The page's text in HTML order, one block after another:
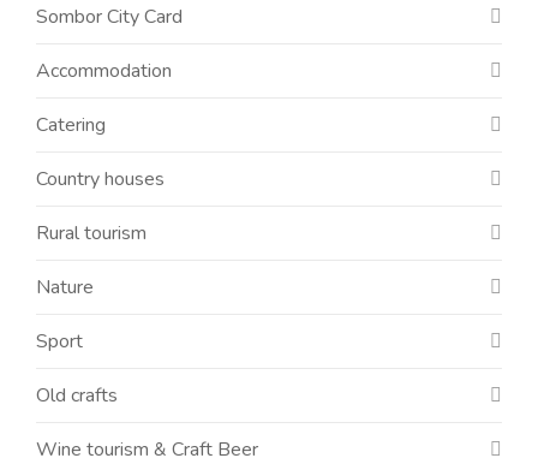
Sombor City Card
Accommodation
Catering
Country houses
Rural tourism
Nature
Sport
Old crafts
Wine tourism & Craft Beer